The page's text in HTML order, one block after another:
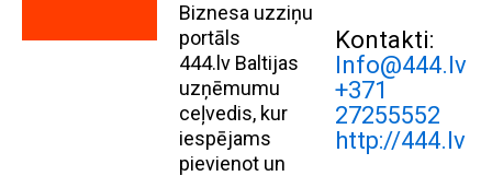
Biznesa uzziņu
portāls
444.lv Baltijas
uzņēmumu
ceļvedis, kur
iespējams
pievienot un
Kontakti:
Info@444.lv
+371
27255552
http://444.lv